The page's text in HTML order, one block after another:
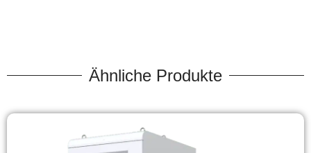
Ähnliche Produkte